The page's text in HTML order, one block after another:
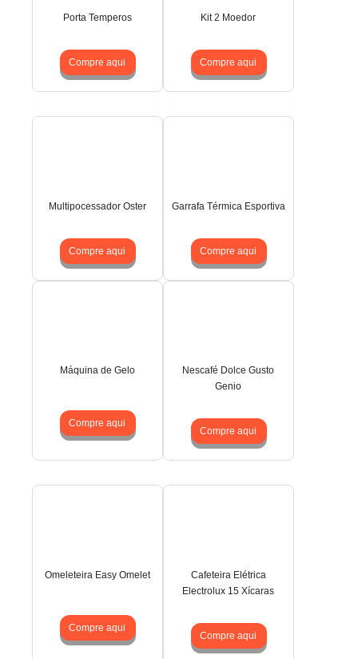
Porta Temperos
Compre aqui
Kit 2 Moedor
Compre aqui
Multipocessador Oster
Compre aqui
Garrafa Térmica Esportiva
Compre aqui
Máquina de Gelo
Compre aqui
Nescafé Dolce Gusto
Genio
Compre aqui
Omeleteira Easy Omelet
Compre aqui
Cafeteira Elétrica
Electrolux 15 Xícaras
Compre aqui